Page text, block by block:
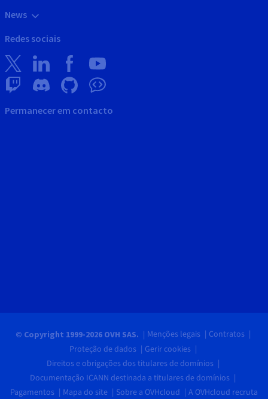
News
Redes sociais
Permanecer em contacto
© Copyright 1999-2026 OVH SAS. Menções legais
Contratos
Proteção de dados
Gerir cookies
Direitos e obrigações dos titulares de domínios
Documentação ICANN destinada a titulares de domínios
Pagamentos
Mapa do site Sobre a OVHcloud A OVHcloud recruta